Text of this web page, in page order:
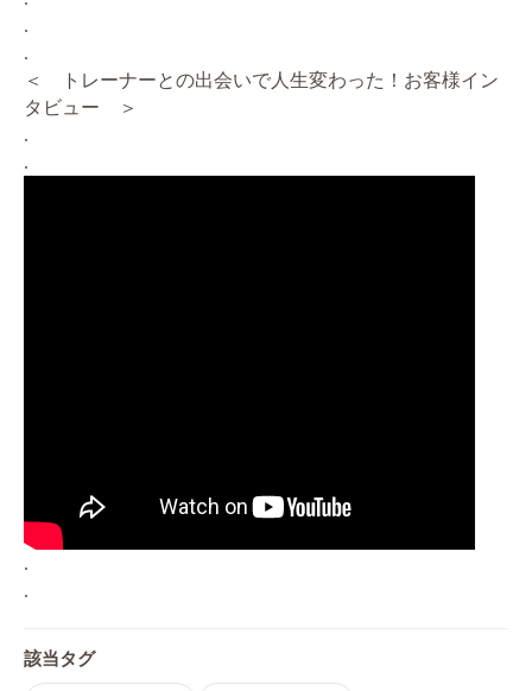
.
.
＜ トレーナーとの出会いで人生変わった！お客様イン
タビュー ＞
.
.
.
.
該当タグ